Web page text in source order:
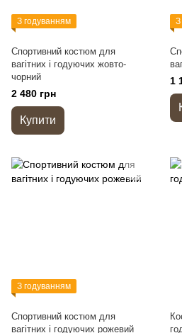
З годуванням
Спортивний костюм для
вагітних і годуючих жовто-
чорний
2 480 грн
Купити
З
1
З годуванням
Спортивний костюм для
вагітних і годуючих рожевий